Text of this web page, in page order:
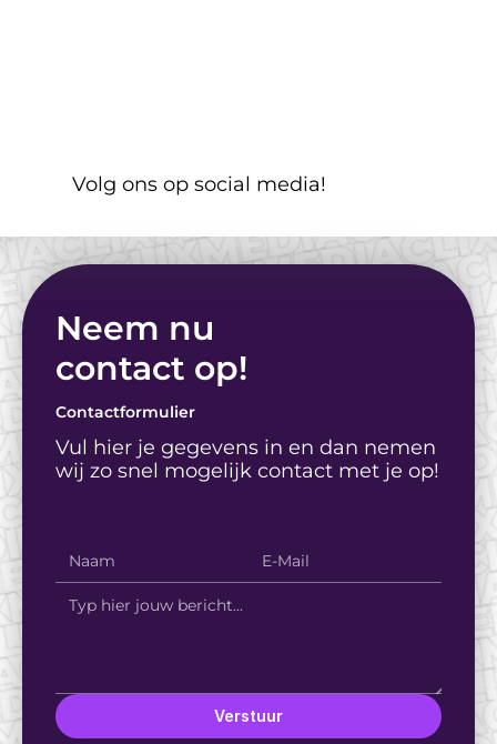
media? Laat je niet
misleiden door deze
misconcepties
Volg ons op social media!
Neem nu
contact op!
Contactformulier
Vul hier je gegevens in en dan nemen
wij zo snel mogelijk contact met je op!
Verstuur